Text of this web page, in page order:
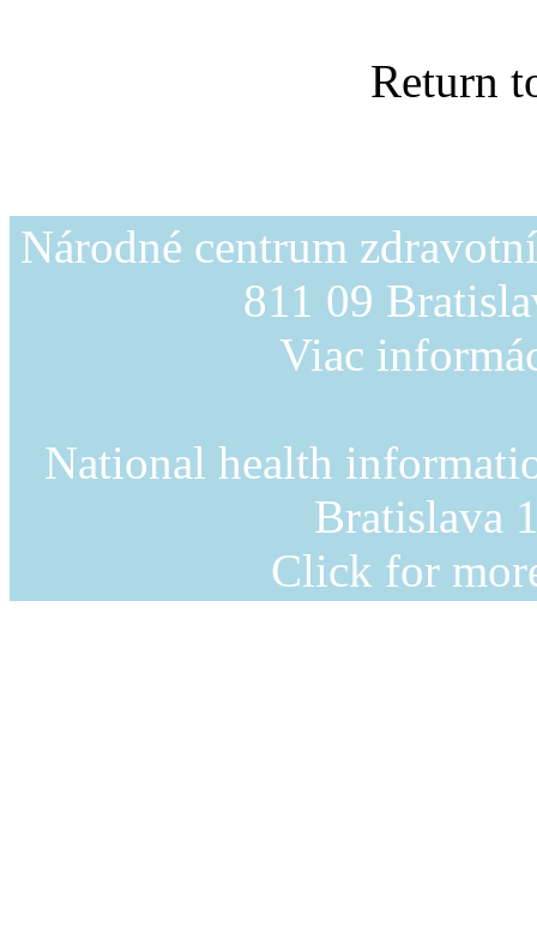
Return
Národné centrum
811 09
Viac
National health
Bratislava
Click for